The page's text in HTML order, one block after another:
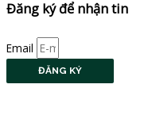
Đăng ký để nhận tin
Email
ĐĂNG KÝ